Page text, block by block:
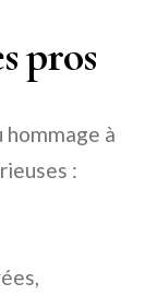
pros
hommage à
: